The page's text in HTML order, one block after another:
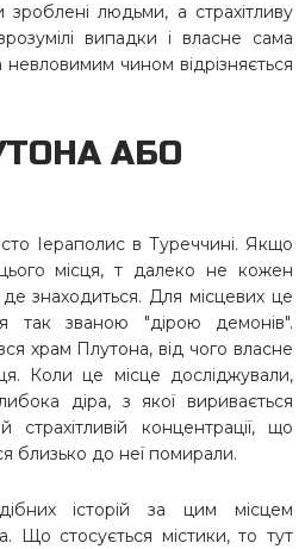
людьми, а страхітливу
випадки і власне сама
чином відрізняється
АБО
Іераполис в Туреччині. Якщо
місця, т далеко не кожен
знаходиться. Для місцевих це
так званою "дірою демонів".
храм Плутона, від чого власне
Коли це місце досліджували,
діра, з якої виривається
страхітливій концентрації, що
близько до неї помирали.
історій за цим місцем
Що стосується містики, то тут